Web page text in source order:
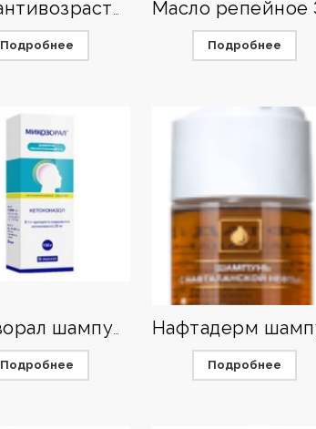
Подробнее Подробнее
Подробнее Подробнее